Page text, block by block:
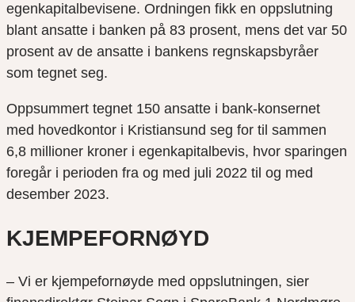
egenkapitalbevisene. Ordningen fikk en oppslutning
blant ansatte i banken på 83 prosent, mens det var 50
prosent av de ansatte i bankens regnskapsbyråer
som tegnet seg.
Oppsummert tegnet 150 ansatte i bank-konsernet
med hovedkontor i Kristiansund seg for til sammen
6,8 millioner kroner i egenkapitalbevis, hvor sparingen
foregår i perioden fra og med juli 2022 til og med
desember 2023.
KJEMPEFORNØYD
– Vi er kjempefornøyde med oppslutningen, sier